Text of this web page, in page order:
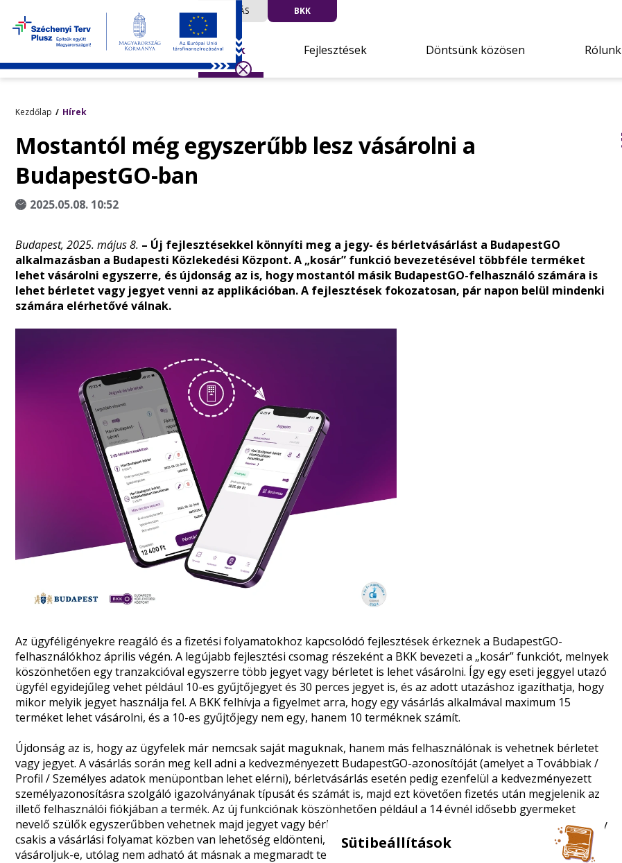
UTAZÁS BKK
Hírek Fejlesztések Döntsünk közösen Rólunk
Kezdőlap Hírek
Mostantól még egyszerűbb lesz vásárolni a
BudapestGO-ban
2025.05.08. 10:52
Budapest, 2025. május 8. – Új fejlesztésekkel könnyíti meg a jegy- és bérletvásárlást a BudapestGO
alkalmazásban a Budapesti Közlekedési Központ. A „kosár” funkció bevezetésével többféle terméket
lehet vásárolni egyszerre, és újdonság az is, hogy mostantól másik BudapestGO-felhasználó számára is
lehet bérletet vagy jegyet venni az applikációban. A fejlesztések fokozatosan, pár napon belül mindenki
számára elérhetővé válnak.
Az ügyféligényekre reagáló és a fizetési folyamatokhoz kapcsolódó fejlesztések érkeznek a BudapestGO-
felhasználókhoz április végén. A legújabb fejlesztési csomag részeként a BKK bevezeti a „kosár” funkciót, melnyek
köszönhetően egy tranzakcióval egyszerre több jegyet vagy bérletet is lehet vásárolni. Így egy eseti jeggyel utazó
ügyfél egyidejűleg vehet például 10-es gyűjtőjegyet és 30 perces jegyet is, és az adott utazáshoz igazíthatja, hogy
mikor melyik jegyet használja fel. A BKK felhívja a figyelmet arra, hogy egy vásárlás alkalmával maximum 15
terméket lehet vásárolni, és a 10-es gyűjtőjegy nem egy, hanem 10 terméknek számít.
Újdonság az is, hogy az ügyfelek már nemcsak saját maguknak, hanem más felhasználónak is vehetnek bérletet
vagy jegyet. A vásárlás során meg kell adni a kedvezményezett BudapestGO-azonosítóját (amelyet a Továbbiak /
Profil / Személyes adatok menüpontban lehet elérni), bérletvásárlás esetén pedig ezenfelül a kedvezményezett
személyazonosításra szolgáló igazolványának típusát és számát is, majd ezt követően fizetés után megjelenik az
illető felhasználói fiókjában a termék. Az új funkciónak köszönhetően például a 14 évnél idősebb gyermeket
nevelő szülők egyszerűbben vehetnek majd jegyet vagy bérletet a gyermeküknek. A BKK felhívja a figyelmet, hogy
csakis a vásárlási folyamat közben van lehetőség eldönteni, hogy az adott jegyet vagy bérletet más számára
vásároljuk-e, utólag nem adható át másnak a megmaradt termék.
Sütibeállítások